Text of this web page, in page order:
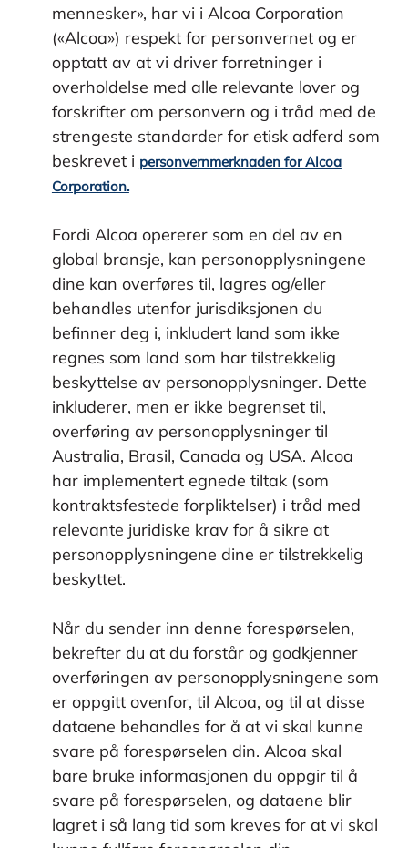
mennesker», har vi i Alcoa Corporation
(«Alcoa») respekt for personvernet og er
opptatt av at vi driver forretninger i
overholdelse med alle relevante lover og
forskrifter om personvern og i tråd med de
strengeste standarder for etisk adferd som
beskrevet i personvernmerknaden for Alcoa
Corporation.
Fordi Alcoa opererer som en del av en
global bransje, kan personopplysningene
dine kan overføres til, lagres og/eller
behandles utenfor jurisdiksjonen du
befinner deg i, inkludert land som ikke
regnes som land som har tilstrekkelig
beskyttelse av personopplysninger. Dette
inkluderer, men er ikke begrenset til,
overføring av personopplysninger til
Australia, Brasil, Canada og USA. Alcoa
har implementert egnede tiltak (som
kontraktsfestede forpliktelser) i tråd med
relevante juridiske krav for å sikre at
personopplysningene dine er tilstrekkelig
beskyttet.
Når du sender inn denne forespørselen,
bekrefter du at du forstår og godkjenner
overføringen av personopplysningene som
er oppgitt ovenfor, til Alcoa, og til at disse
dataene behandles for å at vi skal kunne
svare på forespørselen din. Alcoa skal
bare bruke informasjonen du oppgir til å
svare på forespørselen, og dataene blir
lagret i så lang tid som kreves for at vi skal